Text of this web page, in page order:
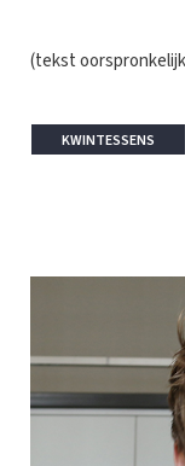
(tekst
KWINTESSENS